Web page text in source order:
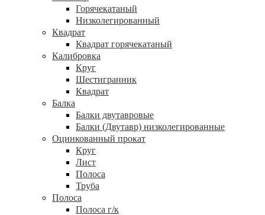
Горячекатаный
Низколегированный
Квадрат
Квадрат горячекатаный
Калибровка
Круг
Шестигранник
Квадрат
Балка
Балки двутавровые
Балки (Двутавр) низколегированные
Оцинкованный прокат
Круг
Лист
Полоса
Труба
Полоса
Полоса г/к